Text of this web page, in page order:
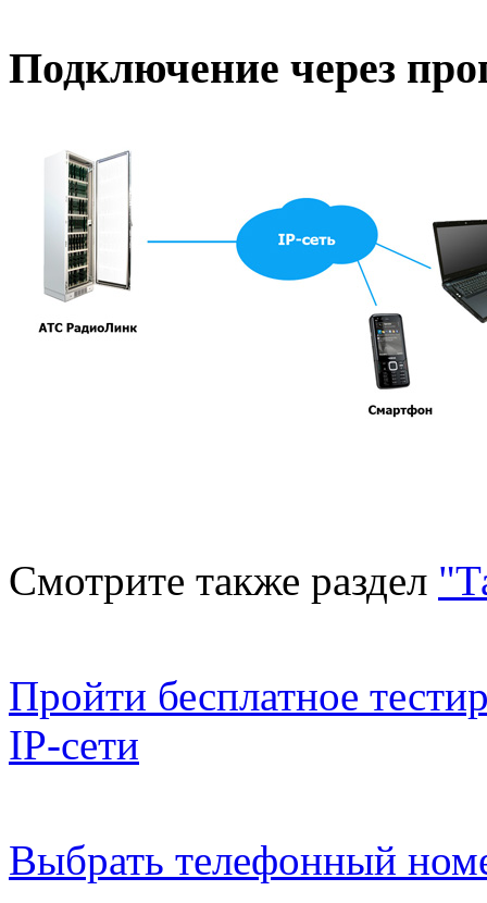
Подключение через
Смотрите также раздел
Пройти бесплатное
IP-сети
Выбрать телефонный